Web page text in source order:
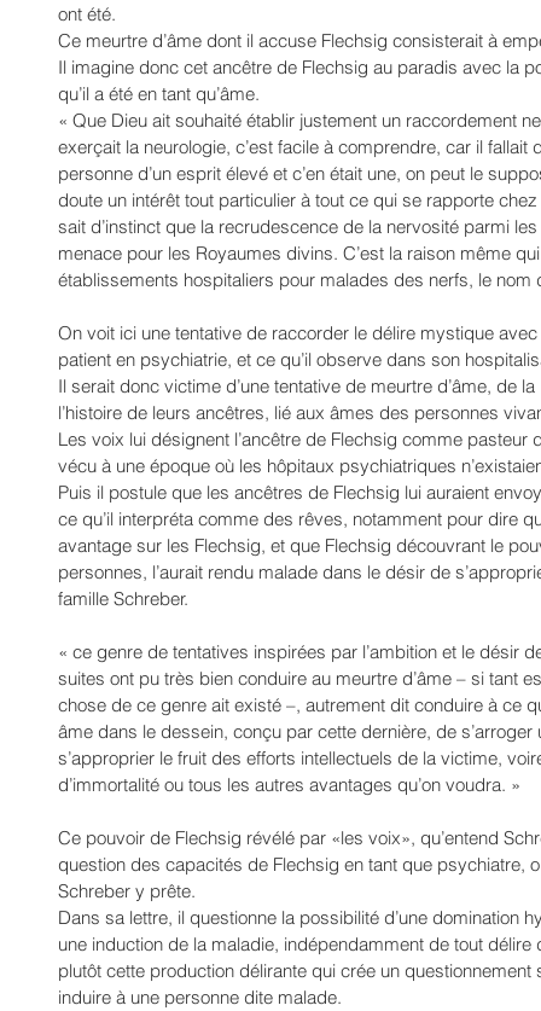
ont été.
Ce meurtre d’âme dont il accuse Flechsig consisterait à
Il imagine donc cet ancêtre de Flechsig au paradis avec la
qu’il a été en tant qu’âme.
« Que Dieu ait souhaité établir justement un raccordement
exerçait la neurologie, c’est facile à comprendre, car il fallait
personne d’un esprit élevé et c’en était une, on peut le
doute un intérêt tout particulier à tout ce qui se rapporte
sait d’instinct que la recrudescence de la nervosité parmi
menace pour les Royaumes divins. C’est la raison même
établissements hospitaliers pour malades des nerfs, le nom d’
On voit ici une tentative de raccorder le délire mystique
patient en psychiatrie, et ce qu’il observe dans son
Il serait donc victime d’une tentative de meurtre d’âme, de
l’histoire de leurs ancêtres, lié aux âmes des personnes
Les voix lui désignent l’ancêtre de Flechsig comme
vécu à une époque où les hôpitaux psychiatriques
Puis il postule que les ancêtres de Flechsig lui auraient
ce qu’il interpréta comme des rêves, notamment pour dire
avantage sur les Flechsig, et que Flechsig découvrant le
personnes, l’aurait rendu malade dans le désir de
famille Schreber.
« ce genre de tentatives inspirées par l’ambition et le désir
suites ont pu très bien conduire au meurtre d’âme – si tant
chose de ce genre ait existé –, autrement dit conduire à ce
âme dans le dessein, conçu par cette dernière, de
s’approprier le fruit des efforts intellectuels de la victime,
d’immortalité ou tous les autres avantages qu’on voudra. »
Ce pouvoir de Flechsig révélé par «les voix», qu’entend
question des capacités de Flechsig en tant que psychiatre,
Schreber y prête.
Dans sa lettre, il questionne la possibilité d’une domination
une induction de la maladie, indépendamment de tout délire
plutôt cette production délirante qui crée un
induire à une personne dite malade.